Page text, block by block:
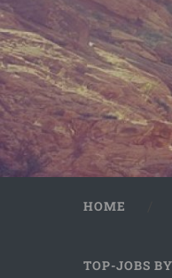
HOME
TOP-JOBS